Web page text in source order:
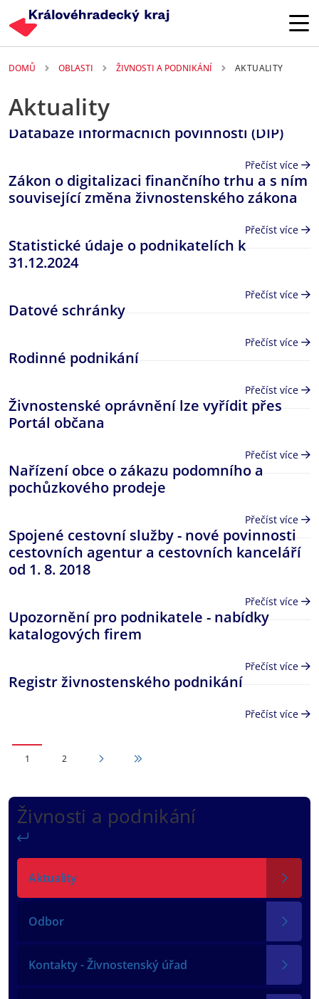
DOMŮ OBLASTI ŽIVNOSTI A PODNIKÁNÍ AKTUALITY
Aktuality
Živnosti a podnikání
Aktuality
Odbor
Kontakty - Živnostenský úřad
Databáze informačních povinností (DIP)
Přečíst více
Zákon o digitalizaci finančního trhu a s ním
související změna živnostenského zákona
Přečíst více
Statistické údaje o podnikatelích k
31.12.2024
Přečíst více
Datové schránky
Přečíst více
Rodinné podnikání
Přečíst více
Živnostenské oprávnění lze vyřídit přes
Portál občana
Přečíst více
Nařízení obce o zákazu podomního a
pochůzkového prodeje
Přečíst více
Spojené cestovní služby - nové povinnosti
cestovních agentur a cestovních kanceláří
od 1. 8. 2018
Přečíst více
Upozornění pro podnikatele - nabídky
katalogových firem
Přečíst více
Registr živnostenského podnikání
Přečíst více
Page
1 Page
2 Následující stránka
Poslední stránka